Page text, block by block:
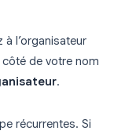
l’organisateur
de votre nom
.
récurrentes. Si